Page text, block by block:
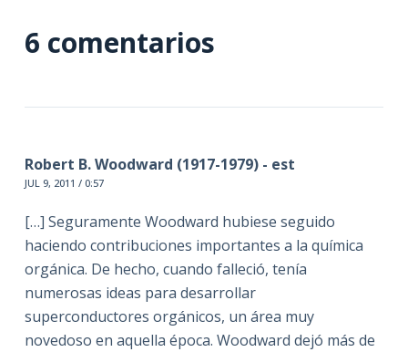
6 comentarios
Robert B. Woodward (1917-1979) - est
JUL 9, 2011 / 0:57
[…] Seguramente Woodward hubiese seguido
haciendo contribuciones importantes a la química
orgánica. De hecho, cuando falleció, tenía
numerosas ideas para desarrollar
superconductores orgánicos, un área muy
novedoso en aquella época. Woodward dejó más de